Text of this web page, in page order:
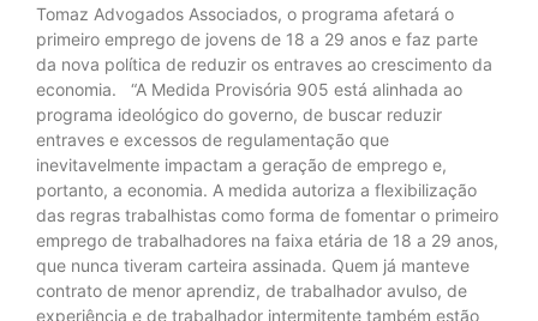
Tomaz Advogados Associados, o programa afetará o
primeiro emprego de jovens de 18 a 29 anos e faz parte
da nova política de reduzir os entraves ao crescimento da
economia. “A Medida Provisória 905 está alinhada ao
programa ideológico do governo, de buscar reduzir
entraves e excessos de regulamentação que
inevitavelmente impactam a geração de emprego e,
portanto, a economia. A medida autoriza a flexibilização
das regras trabalhistas como forma de fomentar o primeiro
emprego de trabalhadores na faixa etária de 18 a 29 anos,
que nunca tiveram carteira assinada. Quem já manteve
contrato de menor aprendiz, de trabalhador avulso, de
experiência e de trabalhador intermitente também estão